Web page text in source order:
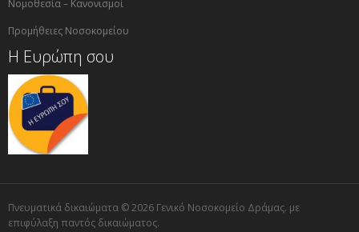
Νομοθεσία – Κανονισμοί
Προμήθειες Νοσοκομείου
Η Ευρώπη σου
Πνευματικά δικαιώματα © 2026 Γενικό Νοσοκομείο Δράμας. με
επιφύλαξη παντός δικαιώματος.